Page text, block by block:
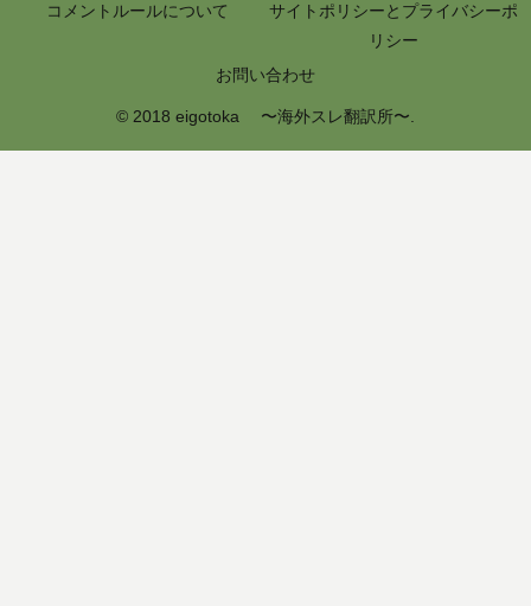
コメントルールについて
サイトポリシーとプライバシーポ
リシー
お問い合わせ
© 2018 eigotoka 〜海外スレ翻訳所〜.